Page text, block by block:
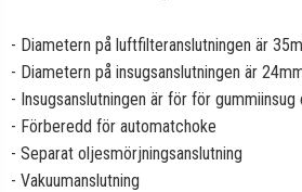
- Diametern på luftfilteranslutningen är
- Diametern på insugsanslutningen är
- Insugsanslutningen är för för gummiinsug
- Förberedd för automatchoke
- Separat oljesmörjningsanslutning
- Vakuumanslutning